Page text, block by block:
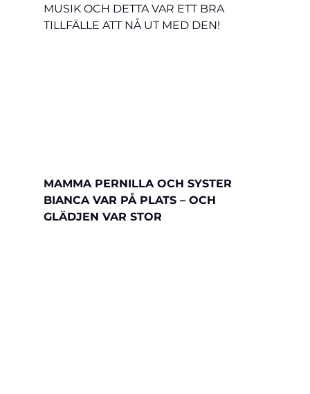
MUSIK OCH DETTA VAR ETT BRA
TILLFÄLLE ATT NÅ UT MED DEN!
MAMMA PERNILLA OCH SYSTER
BIANCA VAR PÅ PLATS – OCH
GLÄDJEN VAR STOR